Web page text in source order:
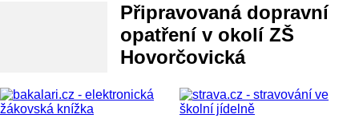
Připravovaná dopravní
opatření v okolí ZŠ
Hovorčovická